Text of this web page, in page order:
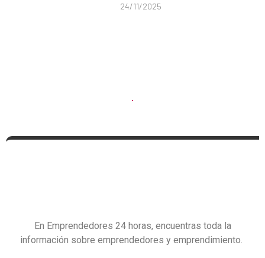
24/11/2025
En Emprendedores 24 horas, encuentras toda la
información sobre emprendedores y emprendimiento.